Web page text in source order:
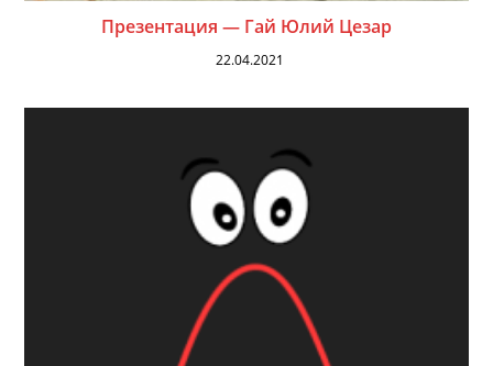
Презентация — Гай Юлий Цезар
22.04.2021